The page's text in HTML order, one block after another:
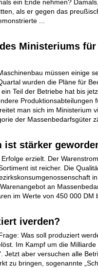
ein Ende nehmen?
als er gegen das
...
Ministeriums für
müssen einige
wurden die Pläne für
Teil der Betriebe hat bis
Produktionsabteilungen
man sich im Ministerium
der Massenbedarfsgüter
ist stärker
erzielt. Der
ist reicher. Die
an
im Werte von 450 000 DM
iverden?
Was soll produziert
Im Kampf um die
Jetzt aber versuchen alle
zu bringen, sogenannte